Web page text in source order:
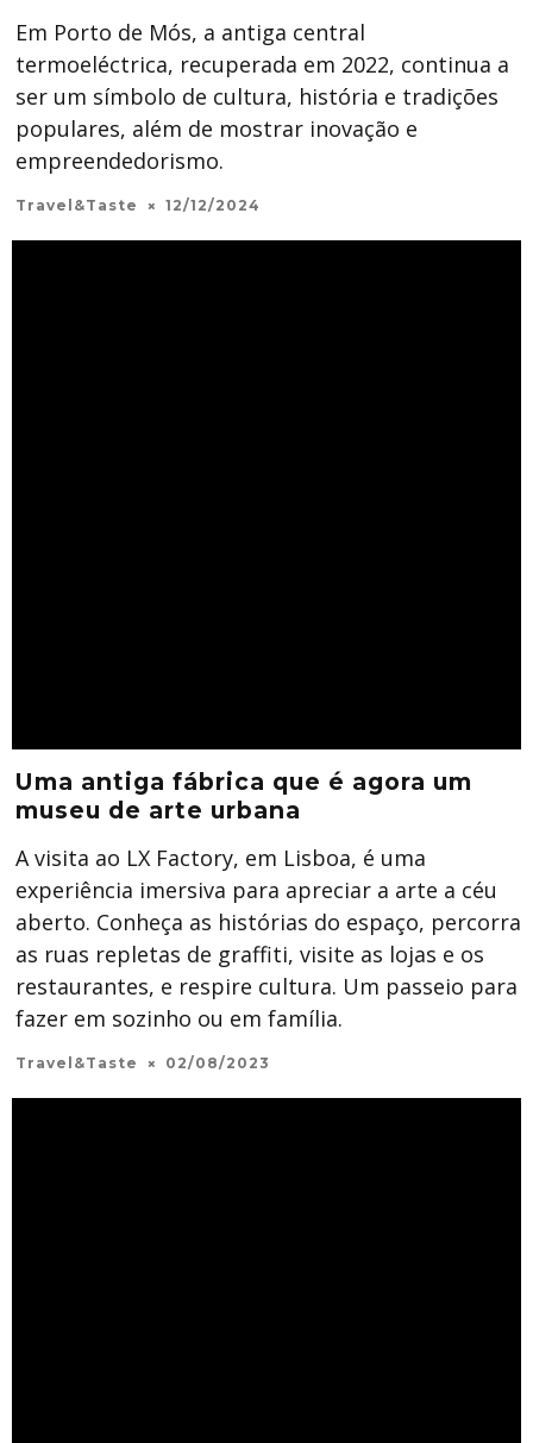
Em Porto de Mós, a antiga central
termoeléctrica, recuperada em 2022, continua a
ser um símbolo de cultura, história e tradições
populares, além de mostrar inovação e
empreendedorismo.
Travel&Taste 12/12/2024
Uma antiga fábrica que é agora um
museu de arte urbana
A visita ao LX Factory, em Lisboa, é uma
experiência imersiva para apreciar a arte a céu
aberto. Conheça as histórias do espaço, percorra
as ruas repletas de graffiti, visite as lojas e os
restaurantes, e respire cultura. Um passeio para
fazer em sozinho ou em família.
Travel&Taste 02/08/2023